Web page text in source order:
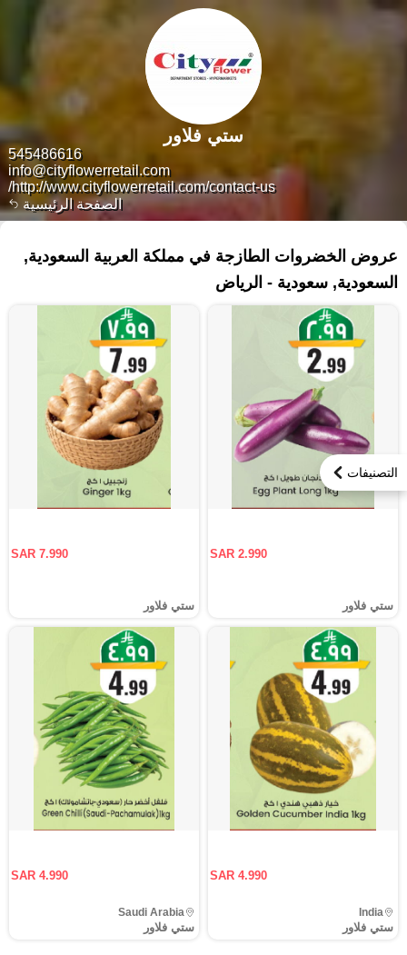
الصفحة الرئيسية
545486616
info@cityflowerretail.com
http://www.cityflowerretail.com/contact-us/
ستي فلاور
التصنيفات
عروض الخضروات الطازجة في مملكة العربية السعودية,
السعودية, سعودية - الرياض
SAR 2.990
ستي فلاور
SAR 7.990
ستي فلاور
SAR 4.990
ستي فلاور
India
SAR 4.990
ستي فلاور
Saudi Arabia